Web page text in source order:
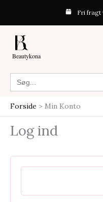
indholdet
Fri fragt
Beautykona
Search
for:
Forside Min Konto
Log ind